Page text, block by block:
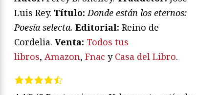
Luis Rey. Título:Donde están los eternos:
Poesía selecta. Editorial: Reino de
Cordelia. Venta: Todos tus
libros, Amazon, Fnac y Casa del Libro.